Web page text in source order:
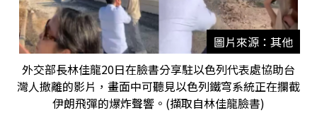
圖片來源：其他
外交部長林佳龍20日在臉書分享駐以色列代表處協助台
灣人撤離的影片，畫面中可聽見以色列鐵穹系統正在攔截
伊朗飛彈的爆炸聲響。(擷取自林佳龍臉書)